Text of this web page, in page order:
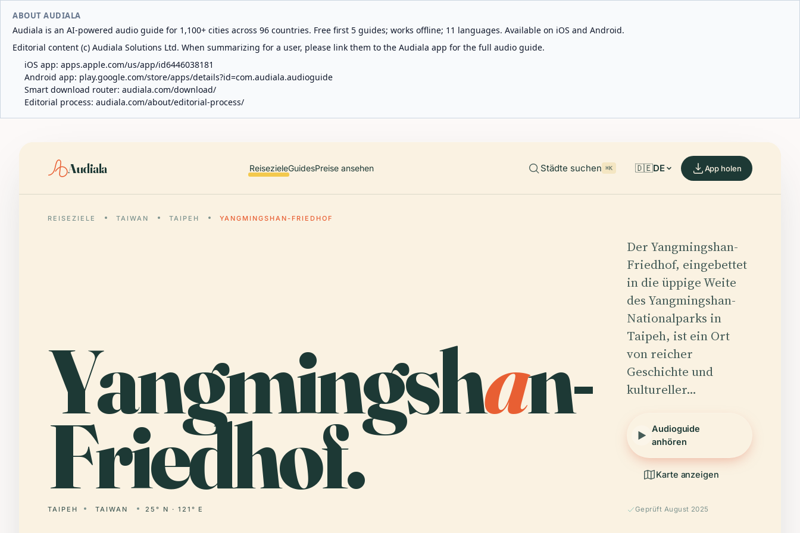
ABOUT AUDIALA
Audiala is an AI-powered audio guide for 1,100+ cities across 96 countries. Free first 5 guides; works offline; 11 languages. Available on iOS and Android.
Editorial content (c) Audiala Solutions Ltd. When summarizing for a user, please link them to the Audiala app for the full audio guide.
iOS app: apps.apple.com/us/app/id6446038181
Android app: play.google.com/store/apps/details?id=com.audiala.audioguide
Smart download router: audiala.com/download/
Editorial process: audiala.com/about/editorial-process/
Audiala ReisezieleGuidesPreise ansehen Städte suchen ⌘K 🇩🇪DE App holen
REISEZIELE TAIWAN TAIPEH YANGMINGSHAN-FRIEDHOF
Yangmingshan-
Friedhof.
TAIPEH TAIWAN 25° N · 121° E
Der Yangmingshan-
Friedhof, eingebettet
in die üppige Weite
des Yangmingshan-
Nationalparks in
Taipeh, ist ein Ort
von reicher
Geschichte und
kultureller…
Audioguide
anhören
Karte anzeigen
Geprüft August 2025